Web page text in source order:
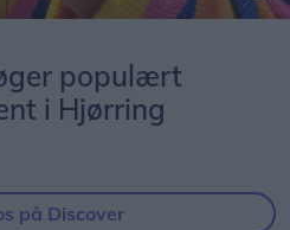
populært
i Hjørring
på Discover